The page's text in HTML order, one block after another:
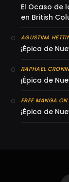
El Ocaso de
en British
AGUSTINA
¡Épica de
RAPHAEL
¡Épica de
FREE MANGA
¡Épica de